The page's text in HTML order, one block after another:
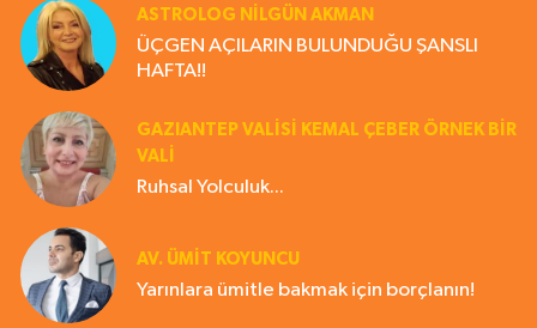
ASTROLOG NILGÜN AKMAN
ÜÇGEN AÇILARIN BULUNDUĞU ŞANSLI
HAFTA!!
GAZIANTEP VALISI KEMAL ÇEBER ÖRNEK BİR
VALİ
Ruhsal Yolculuk...
AV. ÜMIT KOYUNCU
Yarınlara ümitle bakmak için borçlanın!